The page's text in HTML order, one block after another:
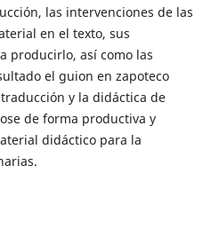
las intervenciones de las
en el texto, sus
producirlo, así como las
el guion en zapoteco
y la didáctica de
de forma productiva y
didáctico para la